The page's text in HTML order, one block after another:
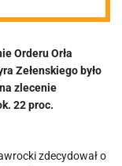
Orderu Orła
Zełenskiego było
zlecenie
22 proc.
zdecydował o